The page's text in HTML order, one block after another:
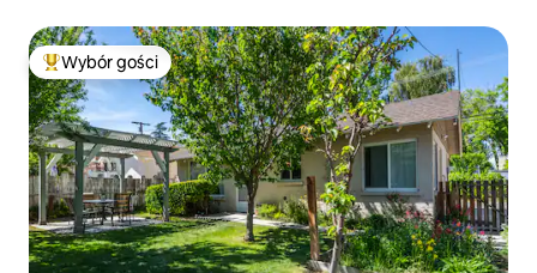
Najpopularniejsze z kategorii Wybór gości
Wybór gości